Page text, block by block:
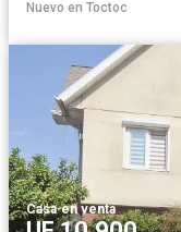
Nuevo en Toctoc
Casa·en venta